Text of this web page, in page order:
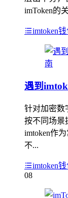
imToken的
imtoken
遇到
针对加密数
按不同场景
imtoken作
不...
imtoken
08